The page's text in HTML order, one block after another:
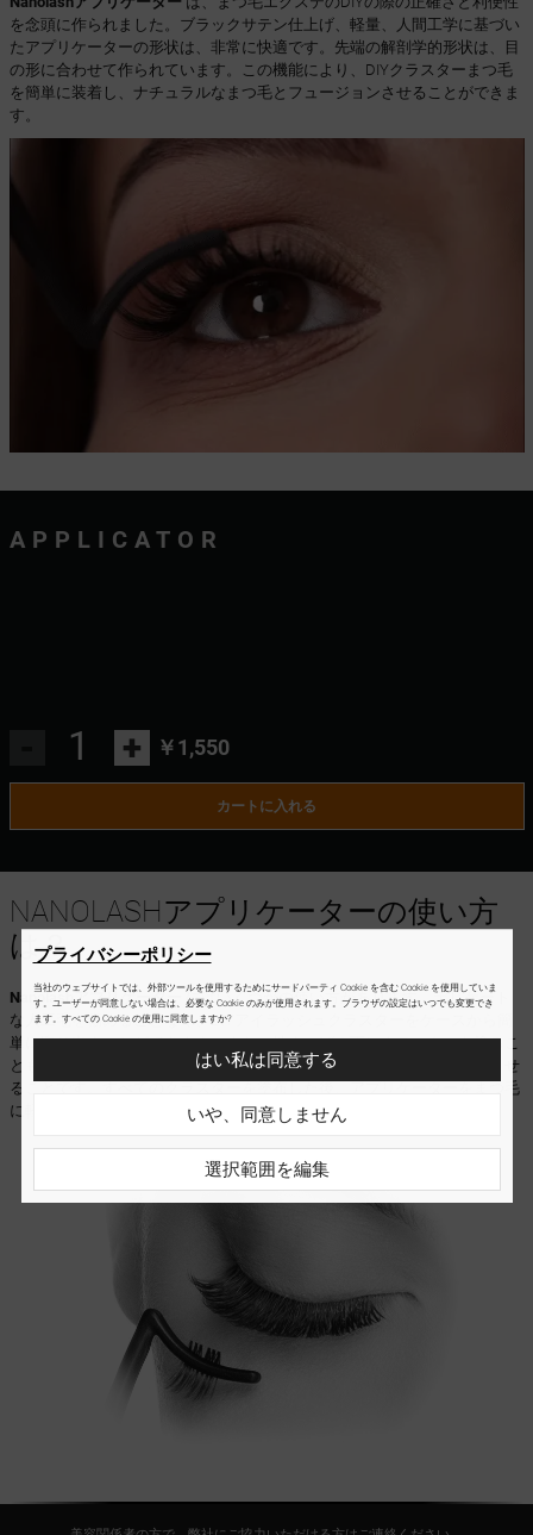
を念頭に作られました。ブラックサテン仕上げ、軽量、人間工学に基づい
たアプリケーターの形状は、非常に快適です。先端の解剖学的形状は、目
の形に合わせて作られています。この機能により、DIYクラスターまつ毛
を簡単に装着し、ナチュラルなまつ毛とフュージョンさせることができま
す。
APPLICATOR
+ ￥1,550
カートに入れる
NANOLASHアプリケーターの使い方
は？
Nanolashアプリケーター にはいくつかの使い方があります。デリケート
な人工毛を傷めることなく、DIYアイラッシュクラスターをケースから簡
単に取り出すことができます。また、地まつげの下にクラスターを塗るこ
ともできます。最も重要な機能は、つけまつ毛と本物のまつ毛を融合させ
ることです。すべてのクラスターを塗布した後、アプリケーターをまつ毛
に軽く押し当て、接着剤がまつげをしっかりと接着させます。
プライバシーポリシー
当社のウェブサイトでは、外部ツールを使用するためにサードパーティ Cookie を含む Cookie を使用していま
す。ユーザーが同意しない場合は、必要な Cookie のみが使用されます。ブラウザの設定はいつでも変更でき
ます。すべての Cookie の使用に同意しますか?
はい私は同意する
いや、同意しません
選択範囲を編集